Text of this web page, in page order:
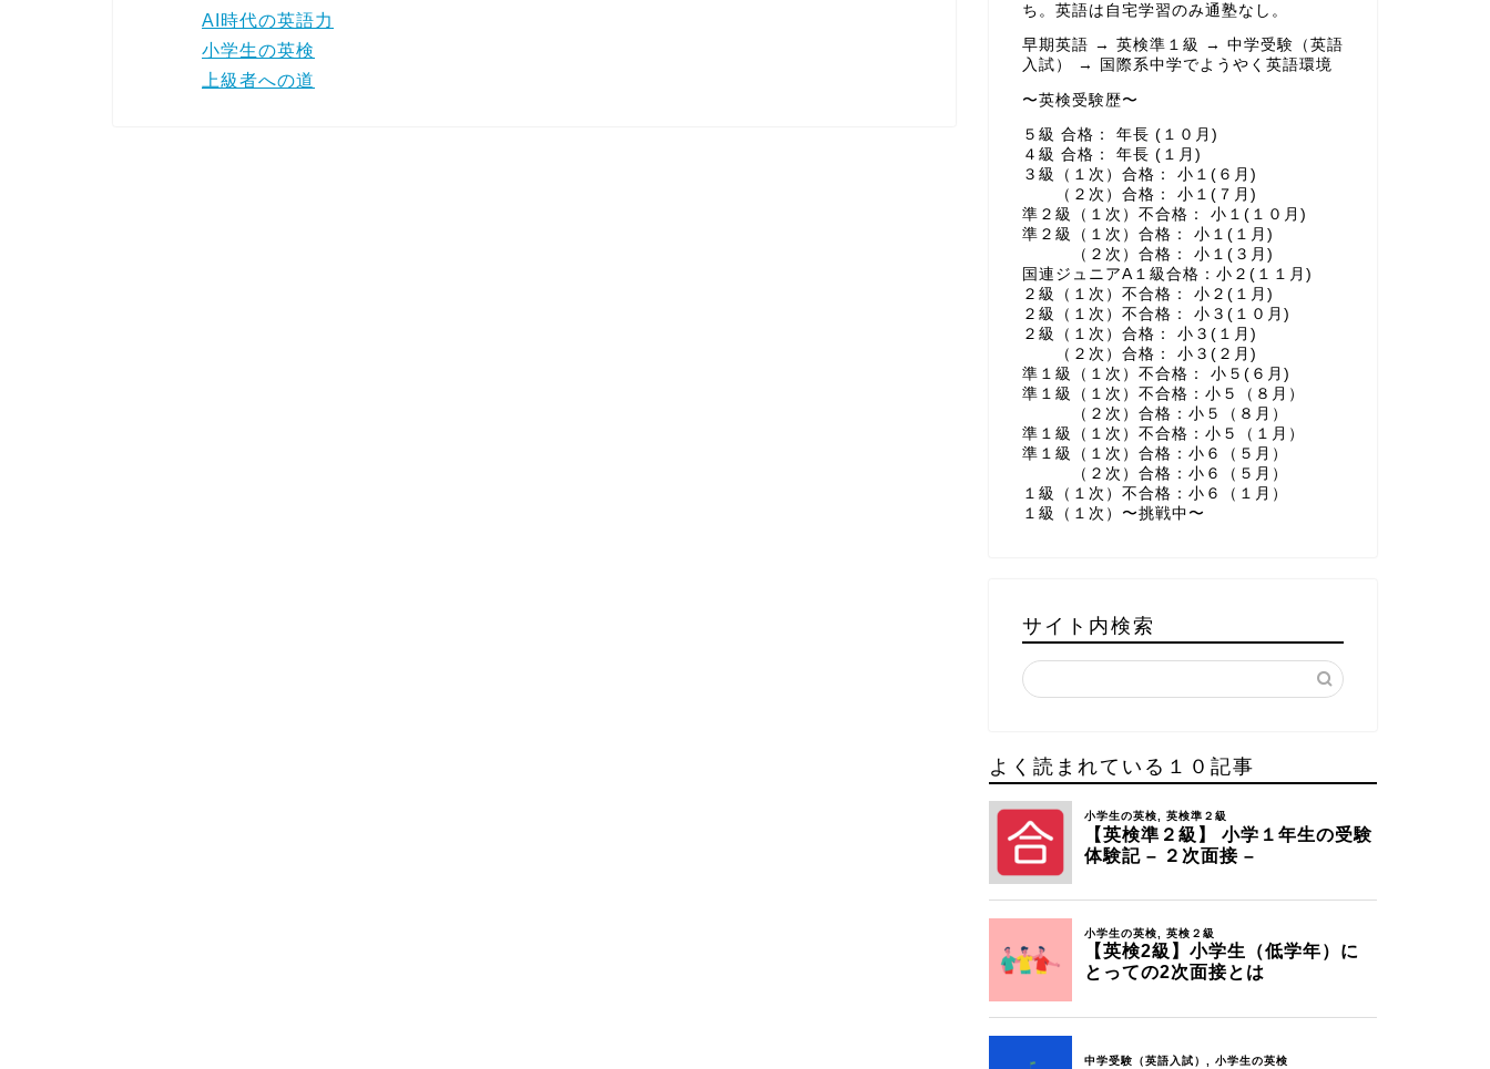
AI時代の英語力
小学生の英検
上級者への道
ち。英語は自宅学習のみ通塾なし。
早期英語 → 英検準１級 → 中学受験（英語
入試） → 国際系中学でようやく英語環境
〜英検受験歴〜
５級 合格： 年長 (１０月)
４級 合格： 年長 (１月)
３級（１次）合格： 小１(６月)
（２次）合格： 小１(７月)
準２級（１次）不合格： 小１(１０月)
準２級（１次）合格： 小１(１月)
（２次）合格： 小１(３月)
国連ジュニアA１級合格：小２(１１月)
２級（１次）不合格： 小２(１月)
２級（１次）不合格： 小３(１０月)
２級（１次）合格： 小３(１月)
（２次）合格： 小３(２月)
準１級（１次）不合格： 小５(６月)
準１級（１次）不合格：小５（８月）
（２次）合格：小５（８月）
準１級（１次）不合格：小５（１月）
準１級（１次）合格：小６（５月）
（２次）合格：小６（５月）
１級（１次）不合格：小６（１月）
１級（１次）〜挑戦中〜
サイト内検索
よく読まれている１０記事